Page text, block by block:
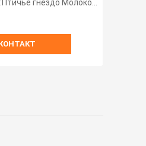
кекс, суп, закуски, орехи, сухофрукты и т.д.